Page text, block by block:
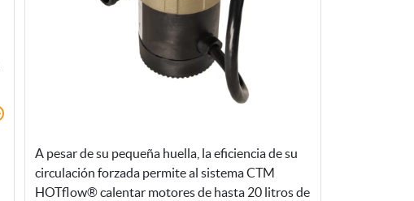
A pesar de su pequeña huella, la eficiencia de su
circulación forzada permite al sistema CTM
HOTflow® calentar motores de hasta 20 litros de